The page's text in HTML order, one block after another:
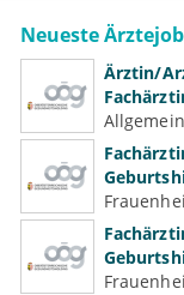
Neueste
Ärztin/